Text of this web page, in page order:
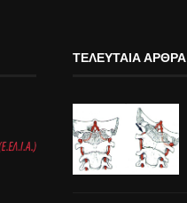
ΤΕΛΕΥΤΑΊΑ ΆΡΘΡΑ